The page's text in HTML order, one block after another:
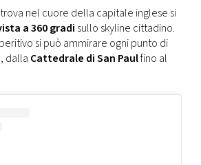
nel cuore della capitale inglese si
a 360 gradi sullo skyline cittadino.
si può ammirare ogni punto di
dalla Cattedrale di San Paulfino al